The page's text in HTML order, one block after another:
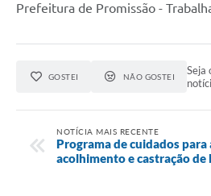
Prefeitura de Promissão -
GOSTEI NÃO GOSTEI
Seja
NOTÍCIA MAIS RECENTE
Programa de cuidados
acolhimento e castração